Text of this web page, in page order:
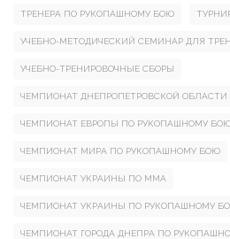
ТРЕНЕРА ПО РУКОПАШНОМУ БОЮ
УЧЕБНО-МЕТОДИЧЕСКИЙ СЕМИНАР ДЛЯ
УЧЕБНО-ТРЕНИРОВОЧНЫЕ СБОРЫ
ЧЕМПИОНАТ ДНЕПРОПЕТРОВСКОЙ
ЧЕМПИОНАТ ЕВРОПЫ ПО РУКОПАШНОМУ
ЧЕМПИОНАТ МИРА ПО РУКОПАШНОМУ БОЮ
ЧЕМПИОНАТ УКРАИНЫ ПО ММА
ЧЕМПИОНАТ УКРАИНЫ ПО РУКОПАШНОМУ
ЧЕМПИОНАТ ГОРОДА ДНЕПРА ПО